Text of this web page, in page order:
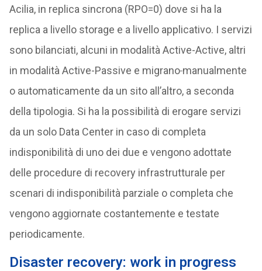
Acilia, in replica sincrona (RPO=0) dove si ha la
replica a livello storage e a livello applicativo. I servizi
sono bilanciati, alcuni in modalità Active-Active, altri
in modalità Active-Passive e migranomanualmente
o automaticamente da un sito all’altro, a seconda
della tipologia. Si ha la possibilità di erogare servizi
da un solo Data Center in caso di completa
indisponibilità di uno dei due e vengono adottate
delle procedure di recovery infrastrutturale per
scenari di indisponibilità parziale o completa che
vengono aggiornate costantemente e testate
periodicamente.
Disaster recovery: work in progress